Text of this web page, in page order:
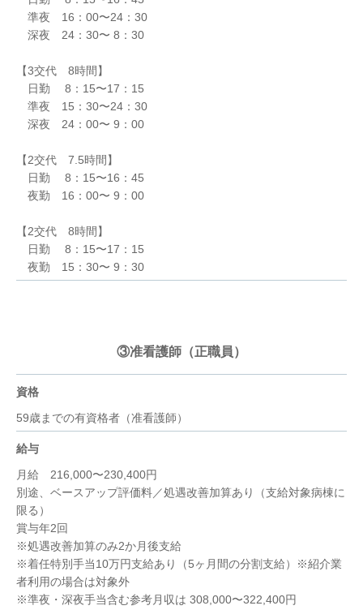
準夜 16：00〜24：30
深夜 24：30〜 8：30
【3交代 8時間】
日勤 8：15〜17：15
準夜 15：30〜24：30
深夜 24：00〜 9：00
【2交代 7.5時間】
日勤 8：15〜16：45
夜勤 16：00〜 9：00
【2交代 8時間】
日勤 8：15〜17：15
夜勤 15：30〜 9：30
③准看護師（正職員）
資格
59歳までの有資格者（准看護師）
給与
月給 216,000〜230,400円
別途、ベースアップ評価料／処遇改善加算あり（支給対象病棟に
限る）
賞与年2回
※処遇改善加算のみ2か月後支給
※着任特別手当10万円支給あり（5ヶ月間の分割支給）※紹介業
者利用の場合は対象外
※準夜・深夜手当含む参考月収は 308,000〜322,400円